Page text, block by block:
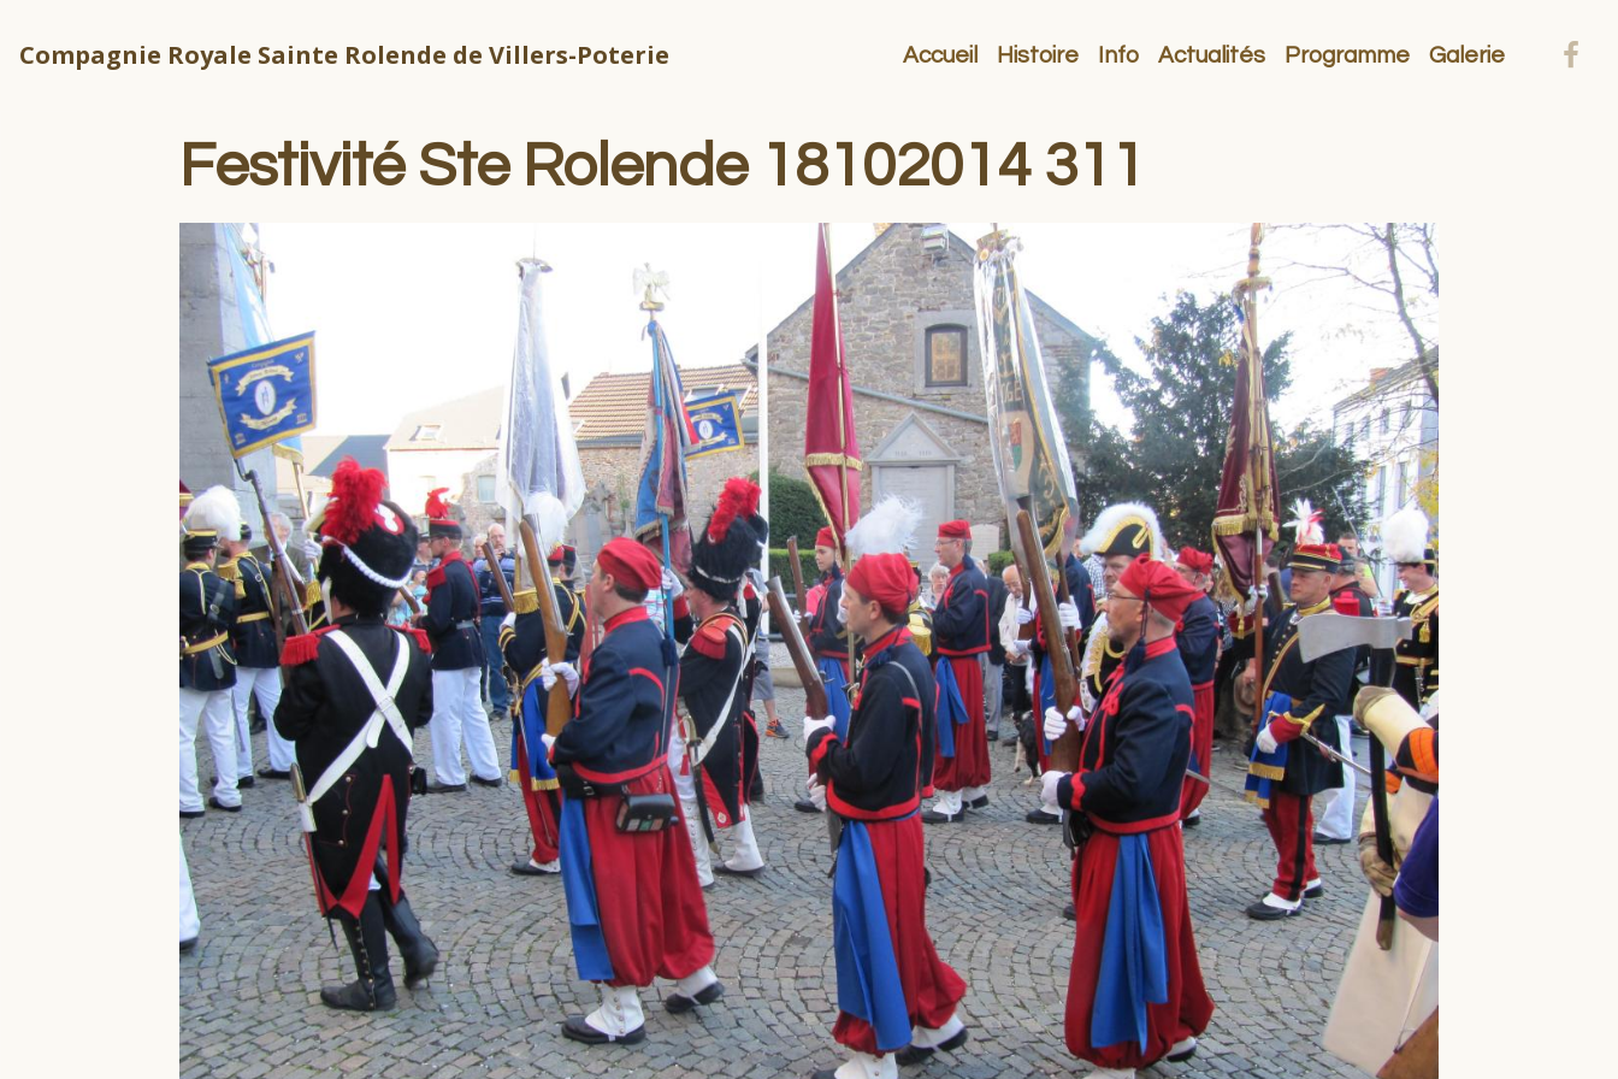
Compagnie Royale Sainte Rolende de Villers-Poterie Accueil Histoire Info Actualités Programme Galerie
Festivité Ste Rolende 18102014 311